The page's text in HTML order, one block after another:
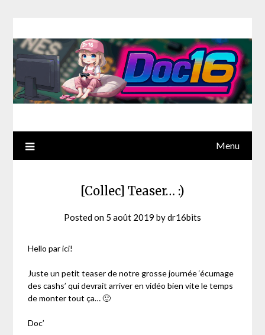
Menu
[Collec] Teaser… :)
Posted on 5 août 2019 bydr16bits
Hello par ici!
Juste un petit teaser de notre grosse journée ‘écumage
des cashs’ qui devrait arriver en vidéo bien vite le temps
de monter tout ça… 🙂
Doc’